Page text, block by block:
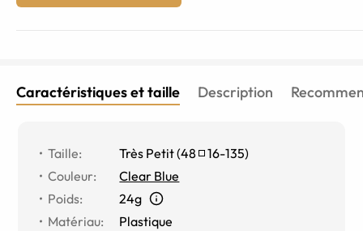
Caractéristiques et taille Description
Taille: Très Petit(48 16-135)
Couleur:
Clear Blue
Poids:
24g
Matériau:
Plastique